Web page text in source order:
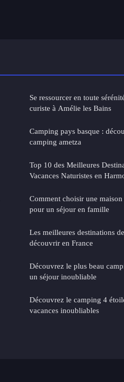
Se ressourcer en toute
curiste à Amélie les Bains
Camping pays basque :
camping ametza
Top 10 des Meilleures
Vacances Naturistes en
Comment choisir une maison
pour un séjour en famille
Les meilleures destinations
découvrir en France
Découvrez le plus beau
un séjour inoubliable
Découvrez le camping 4
vacances inoubliables